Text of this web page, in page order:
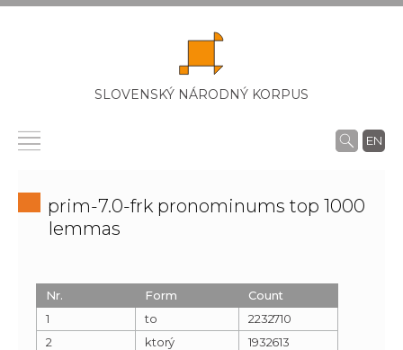
SLOVENSKÝ NÁRODNÝ KORPUS
EN
prim-7.0-frk pronominums top 1000
lemmas
Nr. Form
Count
1
to
2232710
2
ktorý
1932613